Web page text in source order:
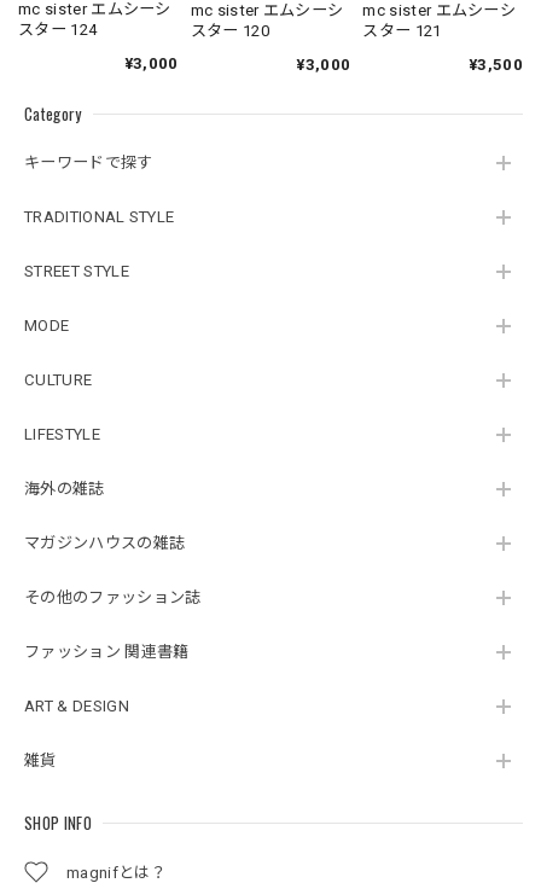
Category
キーワードで探す
TRADITIONAL STYLE
STREET STYLE
MODE
CULTURE
LIFESTYLE
海外の雑誌
マガジンハウスの雑誌
その他のファッション誌
ファッション 関連書籍
ART & DESIGN
雑貨
SHOP INFO
magnifとは？
mc sister エムシーシ
スター 124
¥3,000
mc sister エムシーシ
スター 120
¥3,000
mc sister エムシーシ
スター 121
¥3,500